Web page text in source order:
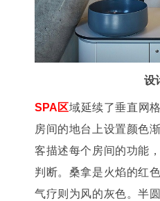
设
SPA区域延续了垂直网
房间的地台上设置颜色
客描述每个房间的功能
判断。桑拿是火焰的红
气疗则为风的灰色。半